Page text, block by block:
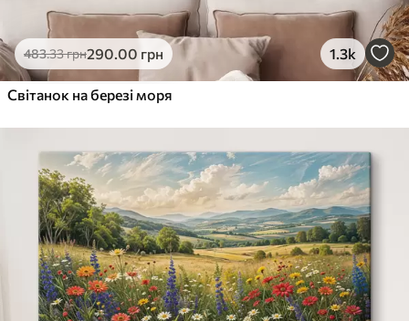
483.33грн290.00 грн 1.3k
Світанок на березі моря